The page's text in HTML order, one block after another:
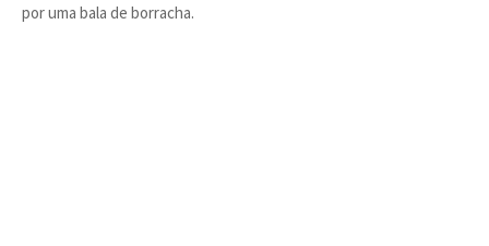
por uma bala de borracha.